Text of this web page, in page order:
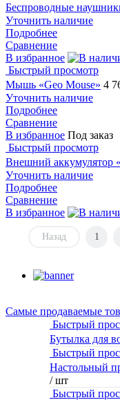
Беспроводные
Уточнить наличие
Подробнее
Сравнение
В избранное
Быстрый просмотр
Мышь «Geo Mouse» 4
Уточнить наличие
Подробнее
Сравнение
В избранное Под заказ
Быстрый просмотр
Внешний аккумулятор
Уточнить наличие
Подробнее
Сравнение
В избранное
Назад 1
Самые продаваемые
Быстрый
Бутылка для
Быстрый
Настольный
/ шт
Быстрый